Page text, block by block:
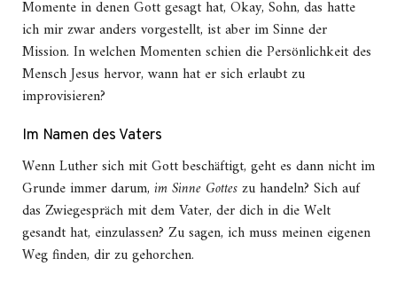
Momente in denen Gott gesagt hat, Okay, Sohn, das hatte
ich mir zwar anders vorgestellt, ist aber im Sinne der
Mission. In welchen Momenten schien die Persönlichkeit des
Mensch Jesus hervor, wann hat er sich erlaubt zu
improvisieren?
Im Namen des Vaters
Wenn Luther sich mit Gott beschäftigt, geht es dann nicht im
Grunde immer darum, im Sinne Gotteszu handeln? Sich auf
das Zwiegespräch mit dem Vater, der dich in die Welt
gesandt hat, einzulassen? Zu sagen, ich muss meinen eigenen
Weg finden, dir zu gehorchen.